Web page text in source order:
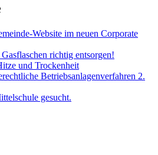
Website im neuen Corporate
richtig entsorgen!
und Trockenheit
Betriebsanlagenverfahren 2.
gesucht.